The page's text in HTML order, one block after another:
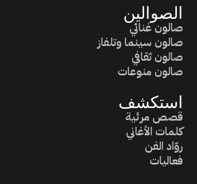
الصوالين
صالون غنائي
صالون سينما وتلفاز
صالون ثقافي
صالون منوعات
استكشف
قصص مرئية
كلمات الأغاني
روّاد الفن
فعاليات